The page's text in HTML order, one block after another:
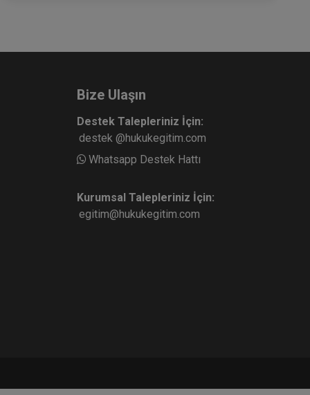
Bize Ulaşın
Destek Talepleriniz İçin:
destek @hukukegitim.com
Whatsapp Destek Hattı
Kurumsal Talepleriniz İçin:
egitim@hukukegitim.com